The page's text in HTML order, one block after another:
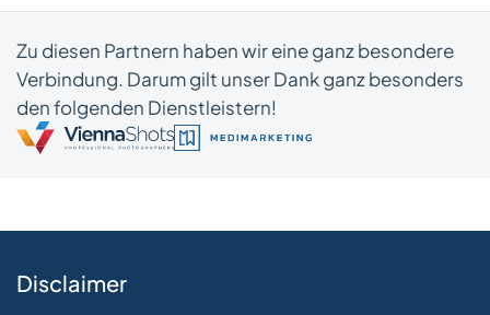
Zu diesen Partnern haben wir eine ganz besondere
Verbindung. Darum gilt unser Dank ganz besonders
den folgenden Dienstleistern!
Disclaimer